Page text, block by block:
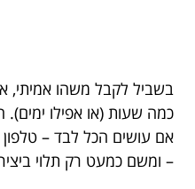
בשביל לקבל משהו אמיתי,
כמה שעות (או אפילו ימים).
אם עושים הכל לבד –
– ומשם כמעט רק תלוי